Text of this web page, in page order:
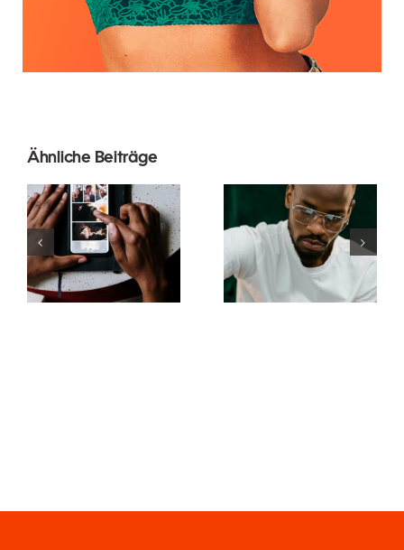
Ähnliche Beiträge
Die besten
Apps zur
Animation
von Fotos
für
ansprechende
Die 17
besten
Tipps zur
Verbesserung
des
Verständnisses